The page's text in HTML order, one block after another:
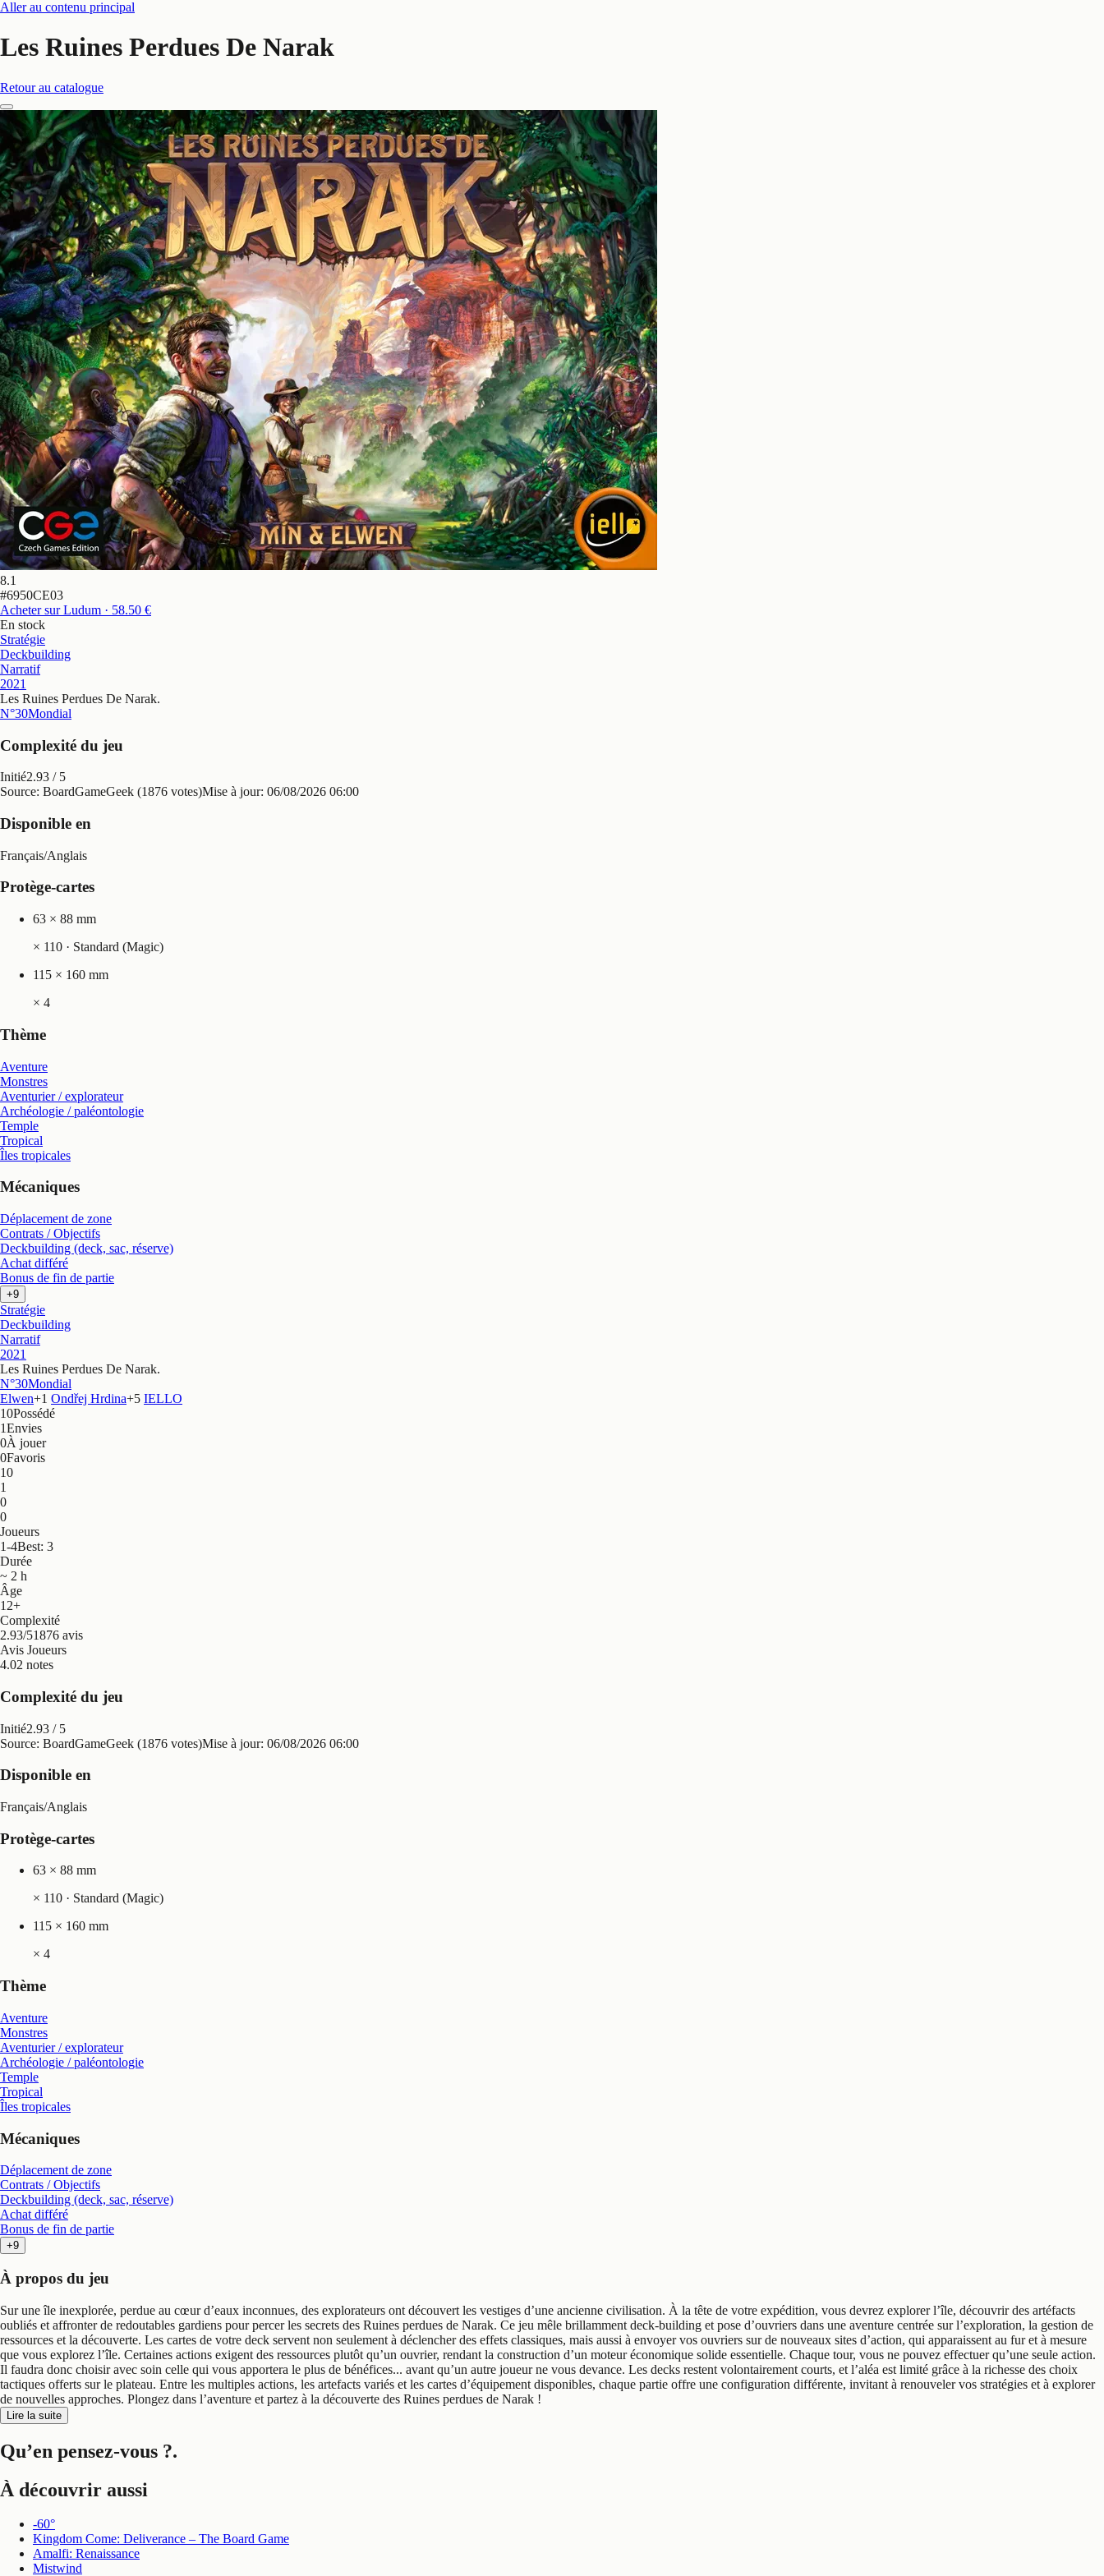
Aller au contenu principal
Les Ruines Perdues De Narak
Retour au catalogue
8.1
#6950CE03
Acheter sur Ludum · 58.50 €
En stock
Stratégie
Deckbuilding
Narratif
2021
Les Ruines Perdues De Narak.
N°30Mondial
Complexité du jeu
Initié2.93 / 5
Source: BoardGameGeek (1876 votes)Mise à jour: 06/08/2026 06:00
Disponible en
Français/Anglais
Protège-cartes
63 × 88 mm
× 110 · Standard (Magic)
115 × 160 mm
× 4
Thème
Aventure
Monstres
Aventurier / explorateur
Archéologie / paléontologie
Temple
Tropical
Îles tropicales
Mécaniques
Déplacement de zone
Contrats / Objectifs
Deckbuilding (deck, sac, réserve)
Achat différé
Bonus de fin de partie
+9
Stratégie
Deckbuilding
Narratif
2021
Les Ruines Perdues De Narak.
N°30Mondial
Elwen+1 Ondřej Hrdina+5 IELLO
10Possédé
1Envies
0À jouer
0Favoris
10
1
0
0
Joueurs
1-4Best: 3
Durée
~ 2 h
Âge
12+
Complexité
2.93/51876 avis
Avis Joueurs
4.02 notes
Complexité du jeu
Initié2.93 / 5
Source: BoardGameGeek (1876 votes)Mise à jour: 06/08/2026 06:00
Disponible en
Français/Anglais
Protège-cartes
63 × 88 mm
× 110 · Standard (Magic)
115 × 160 mm
× 4
Thème
Aventure
Monstres
Aventurier / explorateur
Archéologie / paléontologie
Temple
Tropical
Îles tropicales
Mécaniques
Déplacement de zone
Contrats / Objectifs
Deckbuilding (deck, sac, réserve)
Achat différé
Bonus de fin de partie
+9
À propos du jeu
Sur une île inexplorée, perdue au cœur d’eaux inconnues, des explorateurs ont découvert les vestiges d’une ancienne civilisation. À la tête de votre expédition, vous devrez explorer l’île, découvrir des artéfacts
oubliés et affronter de redoutables gardiens pour percer les secrets des Ruines perdues de Narak. Ce jeu mêle brillamment deck-building et pose d’ouvriers dans une aventure centrée sur l’exploration, la gestion de
ressources et la découverte. Les cartes de votre deck servent non seulement à déclencher des effets classiques, mais aussi à envoyer vos ouvriers sur de nouveaux sites d’action, qui apparaissent au fur et à mesure
que vous explorez l’île. Certaines actions exigent des ressources plutôt qu’un ouvrier, rendant la construction d’un moteur économique solide essentielle. Chaque tour, vous ne pouvez effectuer qu’une seule action.
Il faudra donc choisir avec soin celle qui vous apportera le plus de bénéfices... avant qu’un autre joueur ne vous devance. Les decks restent volontairement courts, et l’aléa est limité grâce à la richesse des choix
tactiques offerts sur le plateau. Entre les multiples actions, les artefacts variés et les cartes d’équipement disponibles, chaque partie offre une configuration différente, invitant à renouveler vos stratégies et à explorer
de nouvelles approches. Plongez dans l’aventure et partez à la découverte des Ruines perdues de Narak !
Lire la suite
Qu’en pensez-vous ?.
À découvrir aussi
-60°
Kingdom Come: Deliverance – The Board Game
Amalfi: Renaissance
Mistwind